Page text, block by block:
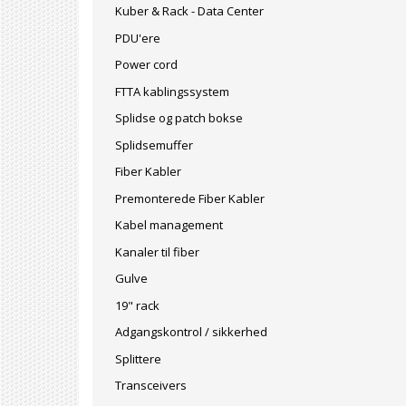
Kuber & Rack - Data Center
PDU'ere
Power cord
FTTA kablingssystem
Splidse og patch bokse
Splidsemuffer
Fiber Kabler
Premonterede Fiber Kabler
Kabel management
Kanaler til fiber
Gulve
19" rack
Adgangskontrol / sikkerhed
Splittere
Transceivers